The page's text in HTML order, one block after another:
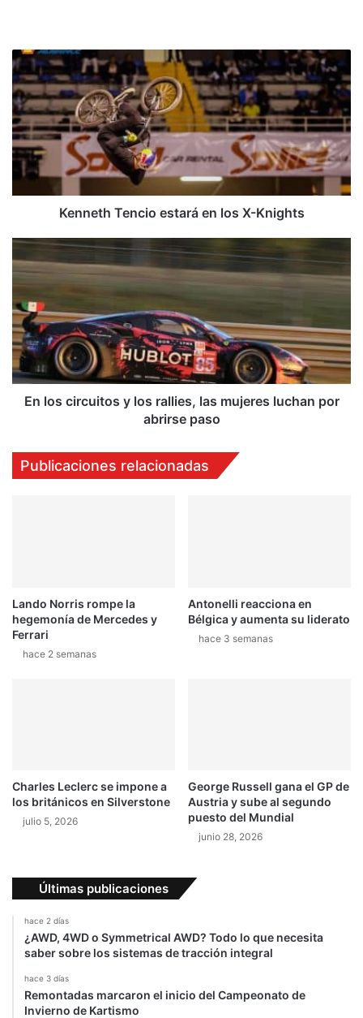
Kenneth
Tencio
estará
en
los
X-
Knights
Kenneth Tencio estará en los X-Knights
En
los
circuitos
los
rallies,
las
mujeres
luchan
porEn los circuitos y los rallies, las mujeres luchan por
abrirse paso
Publicaciones relacionadas
Lando Norris rompe la
hegemonía de Mercedes y
Ferrari
hace 2 semanas
Antonelli reacciona en
Bélgica y aumenta su liderato
hace 3 semanas
Charles Leclerc se impone a
los británicos en Silverstone
julio 5, 2026
George Russell gana el GP de
Austria y sube al segundo
puesto del Mundial
junio 28, 2026
Últimas publicaciones
hace 2 días
¿AWD, 4WD o Symmetrical AWD? Todo lo que necesita
saber sobre los sistemas de tracción integral
hace 3 días
Remontadas marcaron el inicio del Campeonato de
Invierno de Kartismo